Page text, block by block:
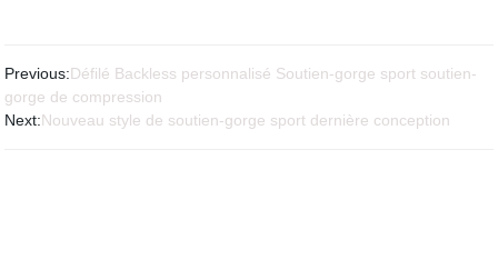
Previous:Défilé Backless personnalisé Soutien-gorge sport soutien-
gorge de compression
Next:Nouveau style de soutien-gorge sport dernière conception